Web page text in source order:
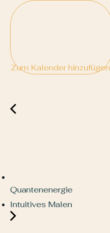
Zum Kalender hinzufügen
Quantenenergie
Intuitives Malen